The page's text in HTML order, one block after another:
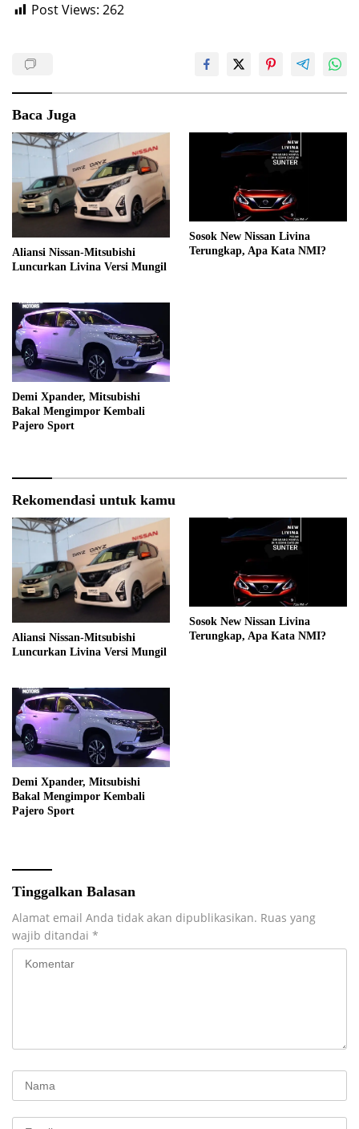
Post Views: 262
Baca Juga
Aliansi Nissan-Mitsubishi
Luncurkan Livina Versi Mungil
Sosok New Nissan Livina
Terungkap, Apa Kata NMI?
Demi Xpander, Mitsubishi
Bakal Mengimpor Kembali
Pajero Sport
Rekomendasi untuk kamu
Aliansi Nissan-Mitsubishi
Luncurkan Livina Versi Mungil
Sosok New Nissan Livina
Terungkap, Apa Kata NMI?
Demi Xpander, Mitsubishi
Bakal Mengimpor Kembali
Pajero Sport
Tinggalkan Balasan
Alamat email Anda tidak akan dipublikasikan. Ruas yang
wajib ditandai *